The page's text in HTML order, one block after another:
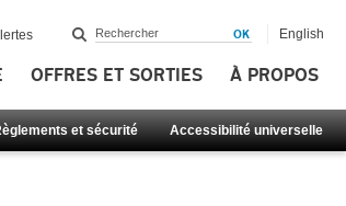
OFFRES ET SORTIES À PROPOS
et sécurité Accessibilité universelle
English